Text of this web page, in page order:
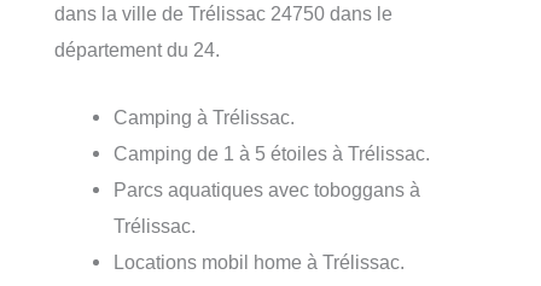
dans la ville de Trélissac 24750 dans le
département du 24.
Camping à Trélissac.
Camping de 1 à 5 étoiles à Trélissac.
Parcs aquatiques avec toboggans à
Trélissac.
Locations mobil home à Trélissac.